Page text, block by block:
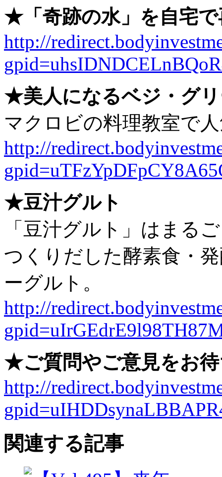
★「奇跡の水」を自宅
http://
★美人になるベジ・グ
マクロビの料理教室で
http://
★豆汁グルト
「豆汁グルト」はまる
つくりだした酵素食・
ーグルト。
http://
★ご質問やご意見をお
http://
関連する記事